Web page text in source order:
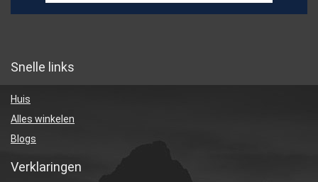
Snelle links
Huis
Alles winkelen
Blogs
Verklaringen